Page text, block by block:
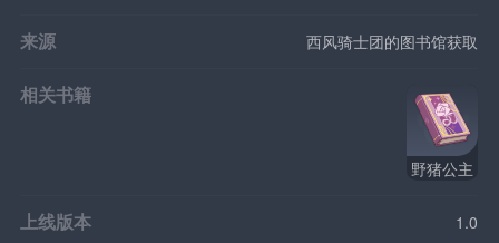
来源 西风骑士团的图书馆获取
相关书籍
野猪公主
上线版本 1.0